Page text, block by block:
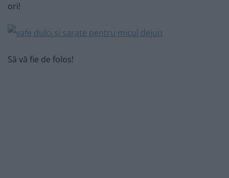
ori!
Să vă fie de folos!